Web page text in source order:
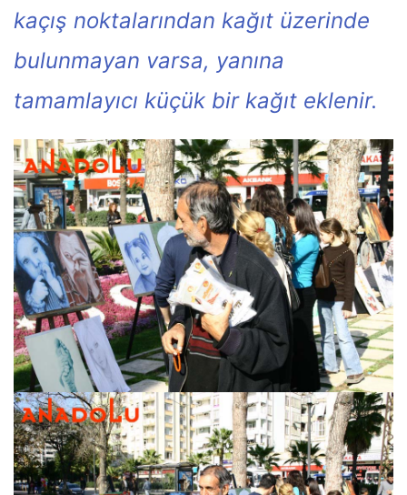
kaçış noktalarından kağıt üzerinde
bulunmayan varsa, yanına
tamamlayıcı küçük bir kağıt eklenir.